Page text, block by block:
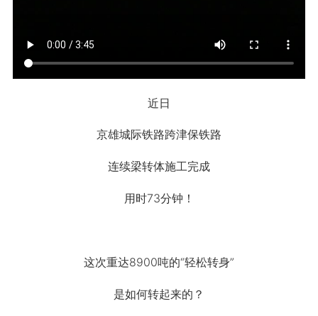
近日
京雄城际铁路跨津保铁路
连续梁转体施工完成
用时73分钟！
这次重达8900吨的“轻松转身”
是如何转起来的？